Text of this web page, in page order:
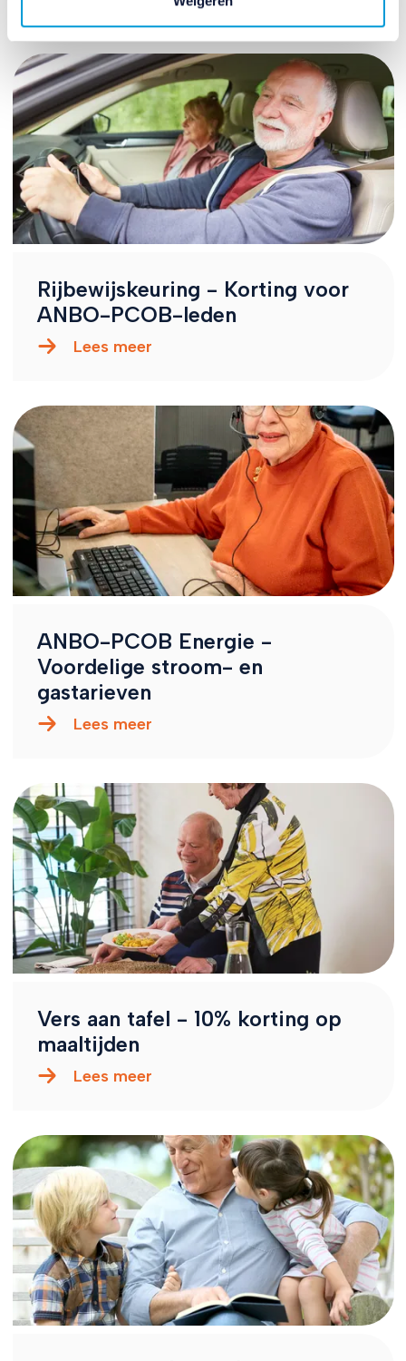
Rijbewijskeuring - Korting voor
ANBO-PCOB-leden
Lees meer
ANBO-PCOB Energie -
Voordelige stroom- en
gastarieven
Lees meer
Vers aan tafel - 10% korting op
maaltijden
Lees meer